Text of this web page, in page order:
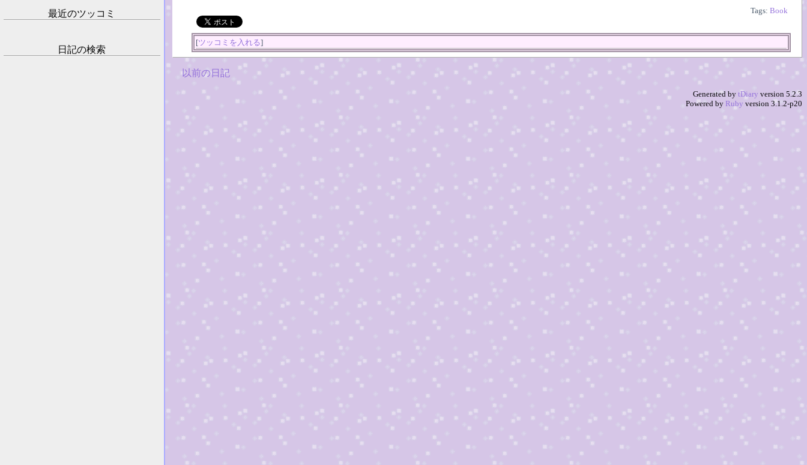
Tags: Book
[ツッコミを入れる]
以前の日記
最近のツッコミ
日記の検索
Generated by tDiary version 5.2.3
Powered by Ruby version 3.1.2-p20